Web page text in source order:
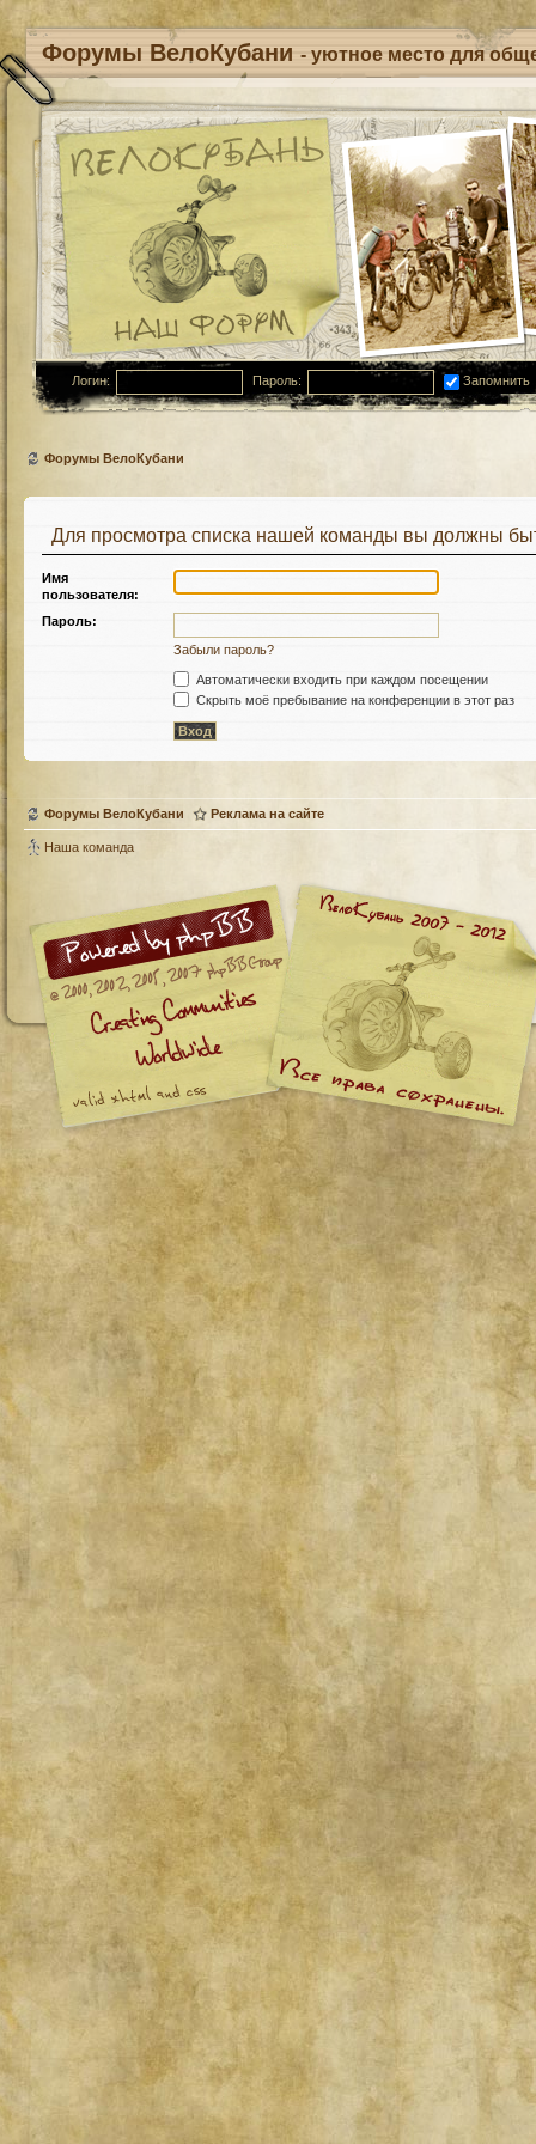
Форумы ВелоКубани - уютное место для
Логин: Пароль: Запомнить
Форумы ВелоКубани
Для просмотра списка нашей команды вы должны
Имя
пользователя:
Пароль:
Забыли пароль?
Автоматически входить при каждом посещении
Скрыть моё пребывание на конференции в этот раз
Форумы ВелоКубани Реклама на сайте
Наша команда